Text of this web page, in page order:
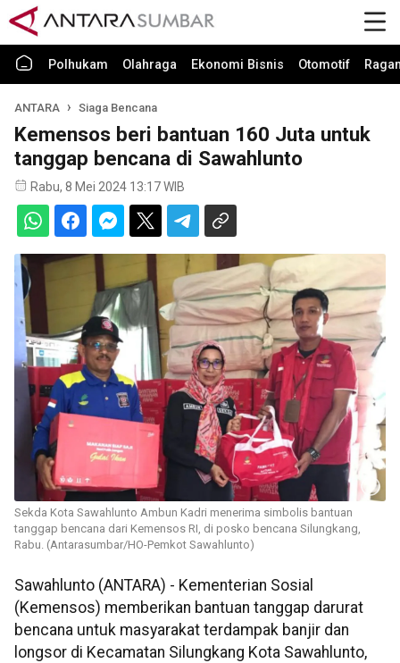
Polhukam Olahraga Ekonomi Bisnis Otomotif
ANTARA Siaga Bencana
Kemensos beri bantuan 160 Juta untuk
tanggap bencana di Sawahlunto
Rabu, 8 Mei 2024 13:17 WIB
Sekda Kota Sawahlunto Ambun Kadri menerima simbolis bantuan
tanggap bencana dari Kemensos RI, di posko bencana Silungkang,
Rabu. (Antarasumbar/HO-Pemkot Sawahlunto)
Sawahlunto (ANTARA) - Kementerian Sosial
(Kemensos) memberikan bantuan tanggap darurat
bencana untuk masyarakat terdampak banjir dan
longsor di Kecamatan Silungkang Kota Sawahlunto,